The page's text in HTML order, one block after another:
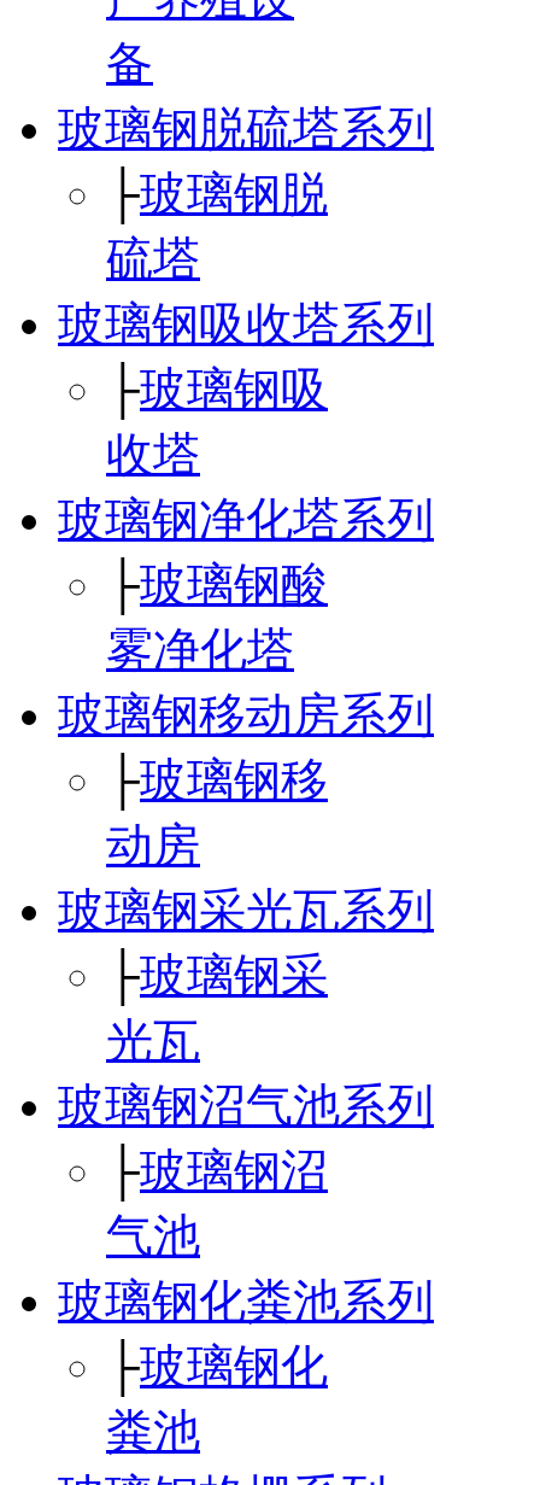
备
玻璃钢脱硫塔系列
├玻璃钢脱
硫塔
玻璃钢吸收塔系列
├玻璃钢吸
收塔
玻璃钢净化塔系列
├玻璃钢酸
雾净化塔
玻璃钢移动房系列
├玻璃钢移
动房
玻璃钢采光瓦系列
├玻璃钢采
光瓦
玻璃钢沼气池系列
├玻璃钢沼
气池
玻璃钢化粪池系列
├玻璃钢化
粪池